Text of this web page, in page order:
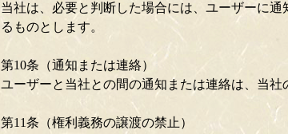
当社は、必要と判断した場合には、ユーザーに
るものとします。
第10条（通知または連絡）
ユーザーと当社との間の通知または連絡は、当社
第11条（権利義務の譲渡の禁止）